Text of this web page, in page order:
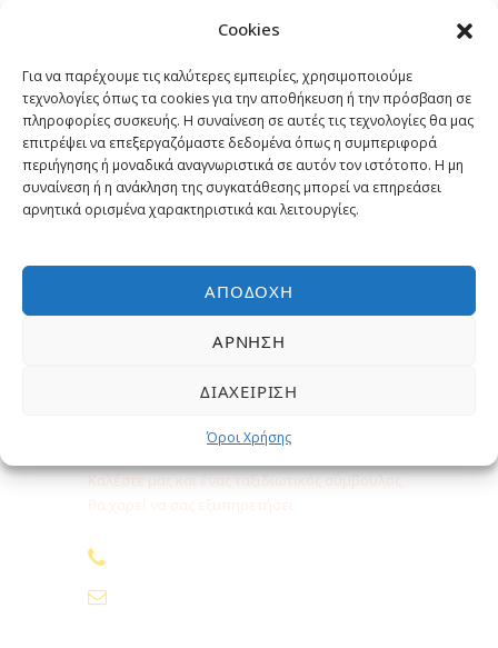
Cookies
Για να παρέχουμε τις καλύτερες εμπειρίες, χρησιμοποιούμε
τεχνολογίες όπως τα cookies για την αποθήκευση ή την πρόσβαση σε
πληροφορίες συσκευής. Η συναίνεση σε αυτές τις τεχνολογίες θα μας
επιτρέψει να επεξεργαζόμαστε δεδομένα όπως η συμπεριφορά
περιήγησης ή μοναδικά αναγνωριστικά σε αυτόν τον ιστότοπο. Η μη
συναίνεση ή η ανάκληση της συγκατάθεσης μπορεί να επηρεάσει
αρνητικά ορισμένα χαρακτηριστικά και λειτουργίες.
ΑΠΟΔΟΧΉ
ΆΡΝΗΣΗ
ΔΙΑΧΕΊΡΙΣΗ
Όροι Χρήσης
Γιατί να κάνετε κράτηση με μας?
Εγγυημένα η χαμηλότερη τιμή
Έμπειροι Ταξιδιωτικοί σύμβουλοι
Επιλεγμένες εκδρομές και
δραστηριότητες
Δωρεάν Υπηρεσίες
Χρειάζεστε βοήθεια;
Καλέστε μας και ένας ταξιδιωτικός σύμβουλος